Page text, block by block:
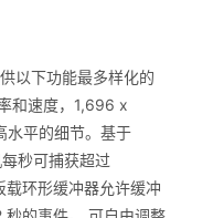
以下功能最多样化的
和速度，1,696 x
水平的细节。基于
秒可捕获超过
环形缓冲器允许缓冲